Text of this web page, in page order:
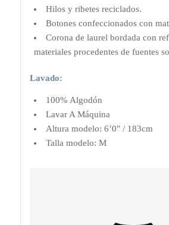
Hilos y ribetes reciclados.
Botones confeccionados con
Corona de laurel bordada con
materiales procedentes de fuentes
Lavado:
100% Algodón
Lavar A Máquina
Altura modelo: 6’0″ / 183cm
Talla modelo: M